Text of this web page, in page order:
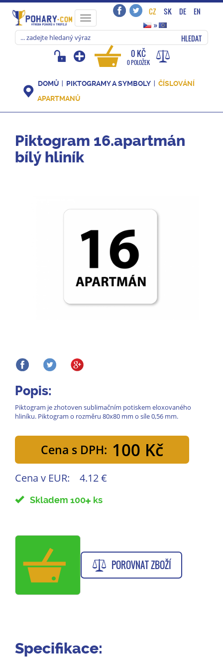
Toggle
navigation
CZ SK DE
EN
»
HLEDAT
0 KČ
0 POLOŽEK
DOMŮ PIKTOGRAMY A SYMBOLY
ČÍSLOVÁNÍ
APARTMANŮ
Piktogram 16.apartmán
bílý hliník
Popis:
Piktogram je zhotoven sublimačním potiskem eloxovaného
hliníku. Piktogram o rozměru 80x80 mm o síle 0,56 mm.
Cena s DPH: 100 Kč
Cena v EUR: 4.12 €
Skladem 100 ks
POROVNAT ZBOŽÍ
Specifikace: